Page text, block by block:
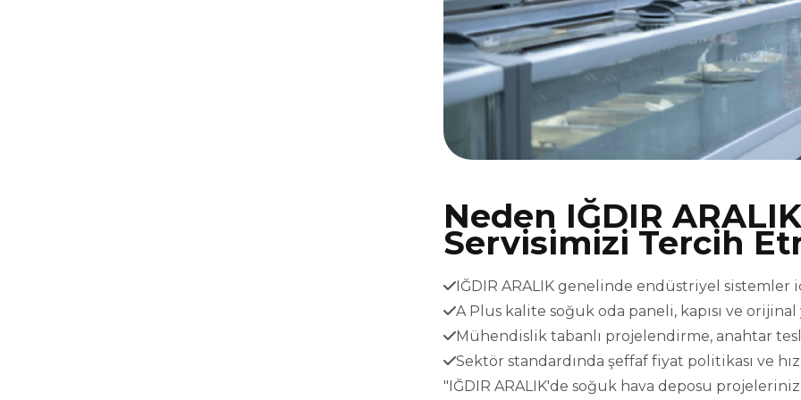
Neden IĞDIR
Servisimizi Tercih
IĞDIR ARALIK genelinde endüstriyel sistemler
A Plus kalite soğuk oda paneli, kapısı ve
Mühendislik tabanlı projelendirme, anahtar
Sektör standardında şeffaf fiyat politikası ve
"IĞDIR ARALIK'de soğuk hava deposu